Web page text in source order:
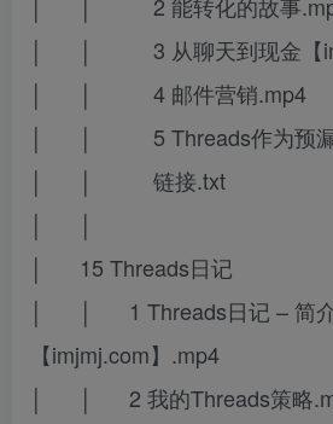
│ │ 2 能转化的故事
│ │ 3 从聊天到现金【
│ │ 4 邮件营销.mp4
│ │ 5 Threads作为预漏
│ │ 链接.txt
│ │
│ 15 Threads日记
│ │ 1 Threads日记 – 简
【imjmj.com】.mp4
│ │ 2 我的Threads策略